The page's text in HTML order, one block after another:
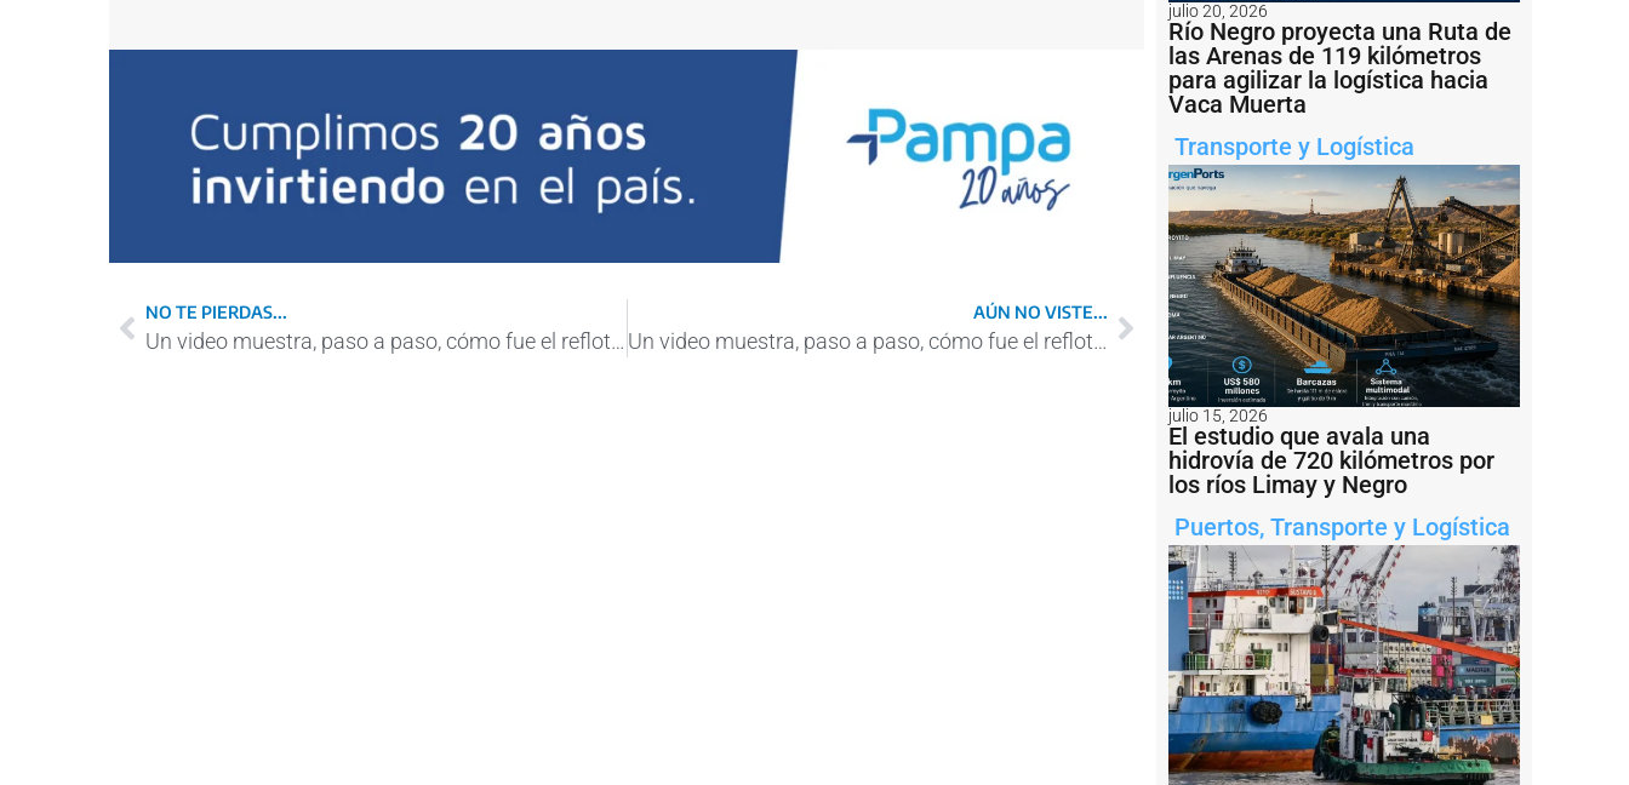
NO TE PIERDAS...
Un video muestra, paso a paso, cómo fue el reflotamiento del RUA II en La Plata
AÚN NO VISTE...
Un video muestra, paso a paso, cómo fue el reflotamiento del RUA II en La Plata
julio 20, 2026
Río Negro proyecta una Ruta de
las Arenas de 119 kilómetros
para agilizar la logística hacia
Vaca Muerta
Transporte y Logística
julio 15, 2026
El estudio que avala una
hidrovía de 720 kilómetros por
los ríos Limay y Negro
Puertos, Transporte y Logística